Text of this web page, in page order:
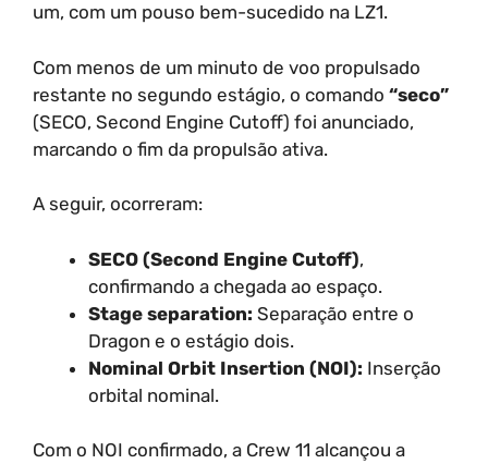
um, com um pouso bem-sucedido na LZ1.
Com menos de um minuto de voo propulsado
restante no segundo estágio, o comando “seco”
(SECO, Second Engine Cutoff) foi anunciado,
marcando o fim da propulsão ativa.
A seguir, ocorreram:
SECO (Second Engine Cutoff),
confirmando a chegada ao espaço.
Stage separation: Separação entre o
Dragon e o estágio dois.
Nominal Orbit Insertion (NOI): Inserção
orbital nominal.
Com o NOI confirmado, a Crew 11 alcançou a